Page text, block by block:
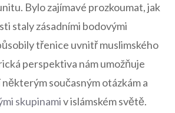
Bylo zajímavé prozkoumat, jak
​staly ‍zásadními ​bodovými
třenice ⁤uvnitř muslimského
perspektiva nám umožňuje
současným​ otázkám a
skupinamiv islámském světě.